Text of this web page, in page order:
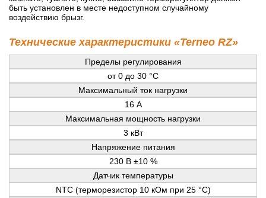
быть установлен в месте недоступном случайному
воздействию брызг.
Технические характеристики «Terneo RZ»
Пределы регулирования
от 0 до 30 °С
Максимальный ток нагрузки
16 А
Максимальная мощность нагрузки
3 кВт
Напряжение питания
230 В ±10 %
Датчик температуры
NTC (терморезистор 10 кОм при 25 °С)